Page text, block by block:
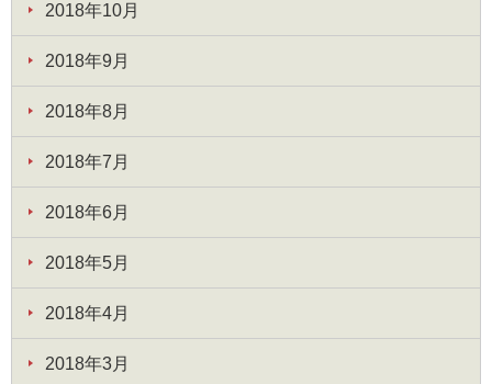
2018年10月
2018年9月
2018年8月
2018年7月
2018年6月
2018年5月
2018年4月
2018年3月